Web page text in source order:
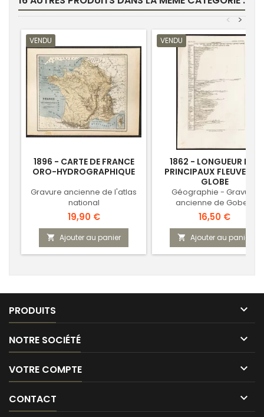
>
<
VENDU
1896 - CARTE DE FRANCE
ORO-HYDROGRAPHIQUE
Gravure ancienne de l'atlas
national
Prix
19,90 €
 Ajouter au panier
VENDU
1862 - LONGUEUR DES
PRINCIPAUX FLEUVES
GLOBE
Géographie - Gravure
ancienne de Gobert
Prix
16,50 €
 Ajouter au panier
PRODUITS 
NOTRE SOCIÉTÉ 
VOTRE COMPTE 
CONTACT 